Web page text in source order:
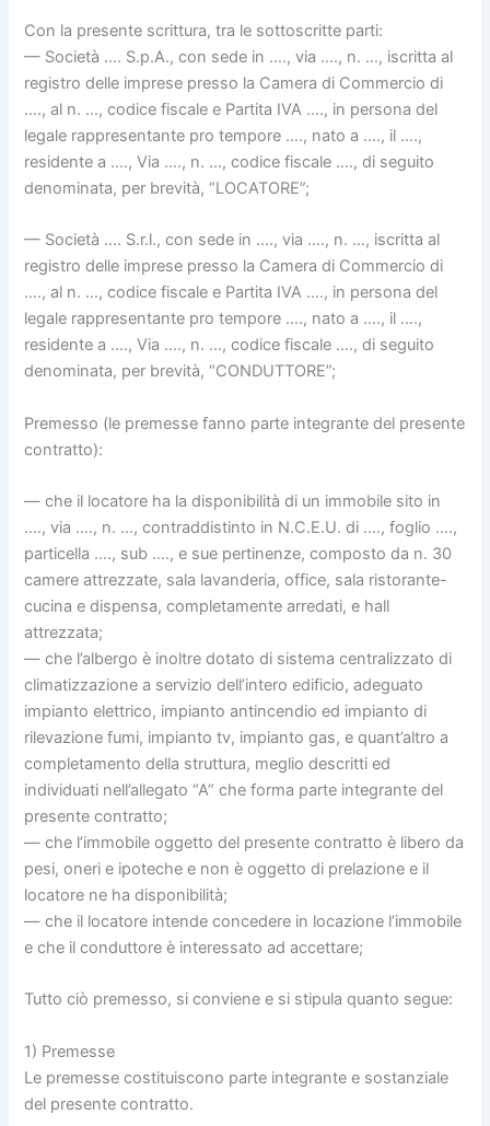
Con la presente scrittura, tra le sottoscritte parti:
— Società …. S.p.A., con sede in …., via …., n. …, iscritta al
registro delle imprese presso la Camera di Commercio di
…., al n. …, codice fiscale e Partita IVA …., in persona del
legale rappresentante pro tempore …., nato a …., il ….,
residente a …., Via …., n. …, codice fiscale …., di seguito
denominata, per brevità, “LOCATORE”;
— Società …. S.r.l., con sede in …., via …., n. …, iscritta al
registro delle imprese presso la Camera di Commercio di
…., al n. …, codice fiscale e Partita IVA …., in persona del
legale rappresentante pro tempore …., nato a …., il ….,
residente a …., Via …., n. …, codice fiscale …., di seguito
denominata, per brevità, “CONDUTTORE”;
Premesso (le premesse fanno parte integrante del presente
contratto):
— che il locatore ha la disponibilità di un immobile sito in
…., via …., n. …, contraddistinto in N.C.E.U. di …., foglio ….,
particella …., sub …., e sue pertinenze, composto da n. 30
camere attrezzate, sala lavanderia, office, sala ristorante-
cucina e dispensa, completamente arredati, e hall
attrezzata;
— che l’albergo è inoltre dotato di sistema centralizzato di
climatizzazione a servizio dell’intero edificio, adeguato
impianto elettrico, impianto antincendio ed impianto di
rilevazione fumi, impianto tv, impianto gas, e quant’altro a
completamento della struttura, meglio descritti ed
individuati nell’allegato “A” che forma parte integrante del
presente contratto;
— che l’immobile oggetto del presente contratto è libero da
pesi, oneri e ipoteche e non è oggetto di prelazione e il
locatore ne ha disponibilità;
— che il locatore intende concedere in locazione l’immobile
e che il conduttore è interessato ad accettare;
Tutto ciò premesso, si conviene e si stipula quanto segue:
1) Premesse
Le premesse costituiscono parte integrante e sostanziale
del presente contratto.